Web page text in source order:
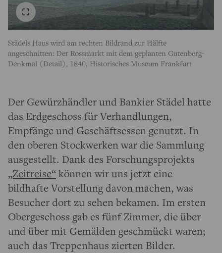
Städels Haus wird am rechten Bildrand zur Hälfte
angeschnitten: Der Rossmarkt mit dem geplanten Gutenberg-
Denkmal (Detail), 1840, Historisches Museum Frankfurt
Der Gewürzhändler und Bankier Städel hatte
das Erdgeschoss für Verhandlungen,
Empfänge und Geschäftsessen genutzt. In
den oberen Stockwerken war die Sammlung
ausgestellt. Dank des Forschungsprojekts
„Zeitreise“können wir uns jetzt eine
bildhafte Vorstellung davon machen, was
Besucher dort zu sehen bekamen. Im ersten
Obergeschoss gab es fünf Zimmer, die über
und über mit Gemälden geschmückt waren;
auch das Treppenhaus zierten Bilder.